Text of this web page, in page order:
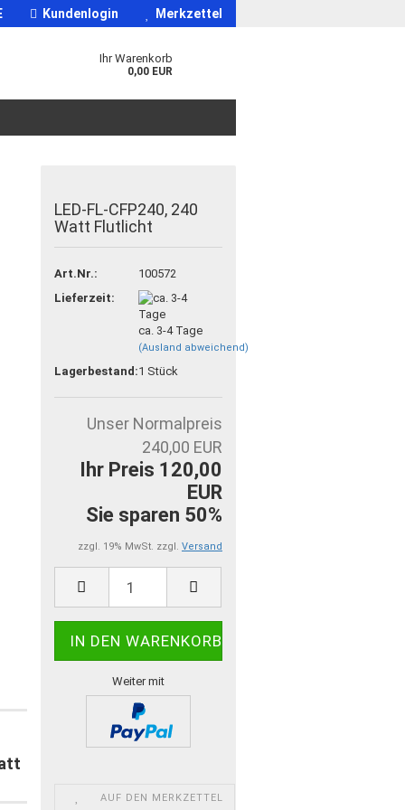
Kundenlogin Merkzettel
Ihr Warenkorb
0,00 EUR
LED-FL-CFP240, 240
Watt Flutlicht
Art.Nr.:
100572
Lieferzeit:
ca. 3-4 Tage
(Ausland abweichend)
Lagerbestand:1 Stück
Unser Normalpreis
240,00 EUR
Ihr Preis 120,00
EUR
Sie sparen 50%
zzgl. 19% MwSt. zzgl. Versand
Weiter mit
AUF DEN MERKZETTEL